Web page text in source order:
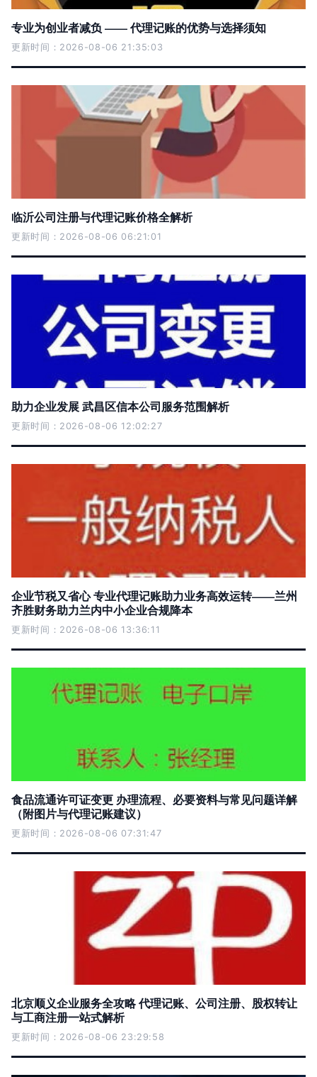
专业为创业者减负 —— 代理记账的优势与选择须知
更新时间：2026-08-06 21:35:03
临沂公司注册与代理记账价格全解析
更新时间：2026-08-06 06:21:01
助力企业发展 武昌区信本公司服务范围解析
更新时间：2026-08-06 12:02:27
企业节税又省心 专业代理记账助力业务高效运转——兰州
齐胜财务助力兰内中小企业合规降本
更新时间：2026-08-06 13:36:11
食品流通许可证变更 办理流程、必要资料与常见问题详解
（附图片与代理记账建议）
更新时间：2026-08-06 07:31:47
北京顺义企业服务全攻略 代理记账、公司注册、股权转让
与工商注册一站式解析
更新时间：2026-08-06 23:29:58